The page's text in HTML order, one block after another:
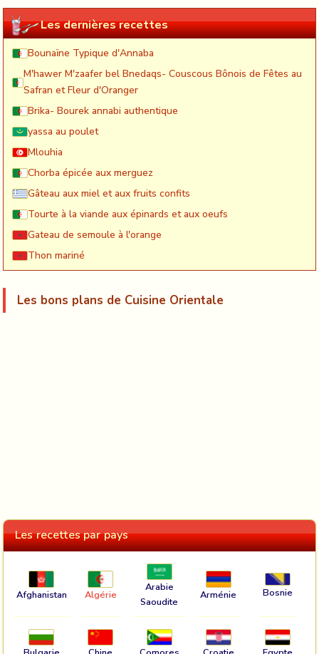
Les dernières recettes
Bounaïne Typique d'Annaba
M'hawer M'zaafer bel Bnedaqs- Couscous Bônois de Fêtes au
Safran et Fleur d'Oranger
Brika- Bourek annabi authentique
yassa au poulet
Mlouhia
Chorba épicée aux merguez
Gâteau aux miel et aux fruits confits
Tourte à la viande aux épinards et aux oeufs
Gateau de semoule à l'orange
Thon mariné
Les bons plans de Cuisine Orientale
Les recettes par pays
Afghanistan Algérie
Arabie
Saoudite
Arménie Bosnie